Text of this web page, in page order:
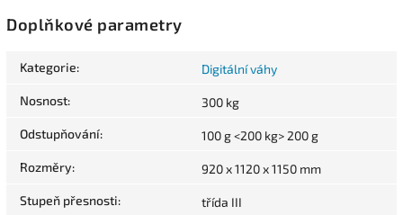
Doplňkové parametry
Kategorie: Digitální váhy
Nosnost: 300 kg
Odstupňování: 100 g <200 kg> 200 g
Rozměry: 920 x 1120 x 1150 mm
Stupeň přesnosti: třída III